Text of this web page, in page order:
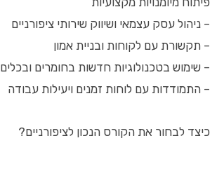
– ניהול עסק עצמאי ושיווק שירותי ציפורניים
– תקשורת עם לקוחות ובניית אמון
– שימוש בטכנולוגיות חדשות בחומרים ובכלים
– התמודדות עם לוחות זמנים ויעילות עבודה
כיצד לבחור את הקורס הנכון לציפורניים?